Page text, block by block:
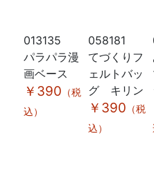
013135
パラパラ漫
画ベース
￥390 （税
込）
058181
てづくりフ
ェルトバッ
グ キリン
￥390 （税
込）